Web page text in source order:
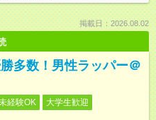
掲載日：2026.08.02
多数！男性ラッパー＠
経験OK
大学生歓迎